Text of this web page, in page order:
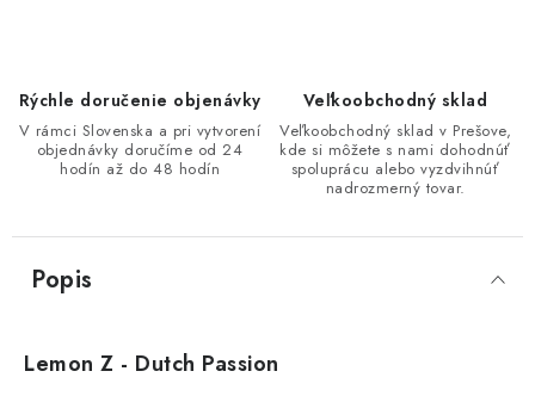
Rýchle doručenie objenávky
V rámci Slovenska a pri vytvorení
objednávky doručíme od 24
hodín až do 48 hodín
Veľkoobchodný sklad
Veľkoobchodný sklad v Prešove,
kde si môžete s nami dohodnúť
spoluprácu alebo vyzdvihnúť
nadrozmerný tovar.
Popis
Lemon Z - Dutch Passion